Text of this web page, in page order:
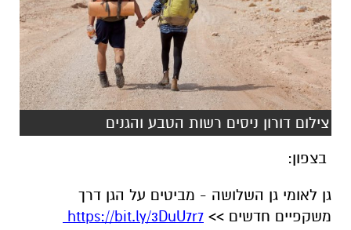
צילום דורון ניסים רשות הטבע והגנים
בצפון:
גן לאומי גן השלושה - מביטים על הגן דרך
משקפיים חדשים >> https://bit.ly/3DuU7r7